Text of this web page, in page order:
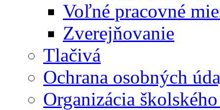
Voľné pracovné
Zverejňovanie
Tlačivá
Ochrana osobných
Organizácia